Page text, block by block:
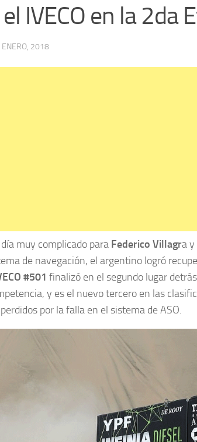
IVECO en la 2da
ENERO, 2018
muy complicado para Federico Villagra y
de navegación, el argentino logró
#501 finalizó en el segundo lugar
y es el nuevo tercero en las
por la falla en el sistema de ASO.